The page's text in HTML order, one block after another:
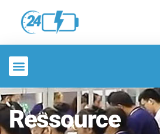
Ressource